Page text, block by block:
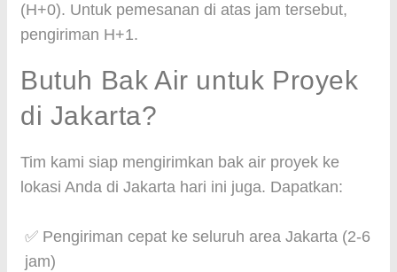
(H+0). Untuk pemesanan di atas jam tersebut,
pengiriman H+1.
Butuh Bak Air untuk Proyek
di Jakarta?
Tim kami siap mengirimkan bak air proyek ke
lokasi Anda di Jakarta hari ini juga. Dapatkan:
✅ Pengiriman cepat ke seluruh area Jakarta (2-6
jam)